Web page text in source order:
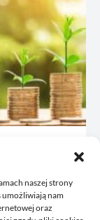
naszej strony
nam
oraz